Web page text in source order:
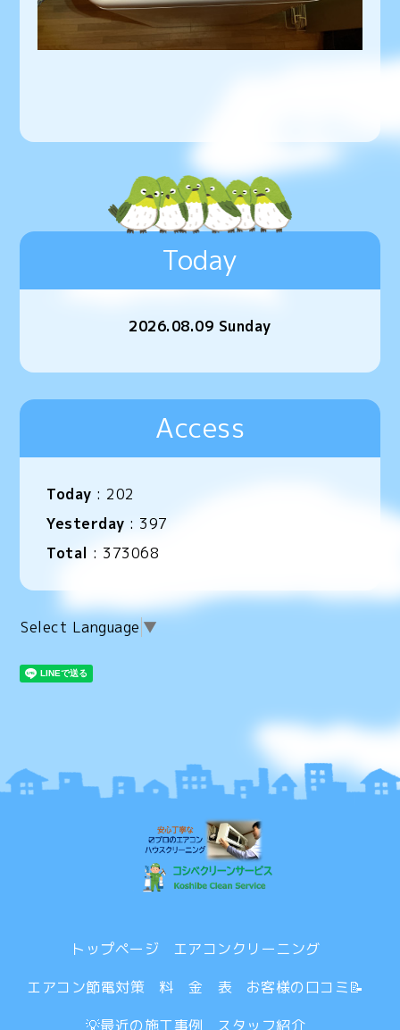
Today
2026.08.09 Sunday
Access
Today : 202
Yesterday : 397
Total : 373068
Select Language ▼
トップページ
エアコンクリーニング
エアコン節電対策
料 金 表
お客様の口コミ📝
💡最近の施工事例
スタッフ紹介